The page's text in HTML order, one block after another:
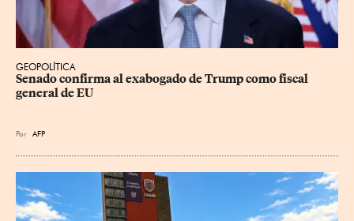
GEOPOLÍTICA
Senado confirma al exabogado de Trump como fiscal
general de EU
Por AFP